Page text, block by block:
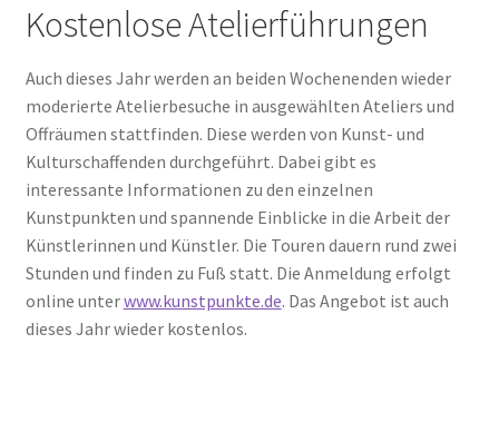
Kostenlose Atelierführungen
Auch dieses Jahr werden an beiden Wochenenden wieder
moderierte Atelierbesuche in ausgewählten Ateliers und
Offräumen stattfinden. Diese werden von Kunst- und
Kulturschaffenden durchgeführt. Dabei gibt es
interessante Informationen zu den einzelnen
Kunstpunkten und spannende Einblicke in die Arbeit der
Künstlerinnen und Künstler. Die Touren dauern rund zwei
Stunden und finden zu Fuß statt. Die Anmeldung erfolgt
online unterwww.kunstpunkte.de. Das Angebot ist auch
dieses Jahr wieder kostenlos.